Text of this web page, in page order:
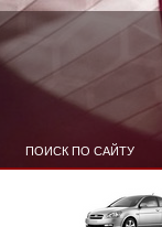
ПОИСК ПО САЙТУ